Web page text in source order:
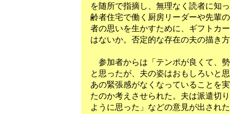
を随所で指摘し、無理なく読者に知
齢者住宅で働く厨房リーダーや先輩
者の思いを生かすために、ギフトカ
はないか。否定的な存在の夫の描き
参加者からは「テンポが良くて、
と思ったが、夫の姿はおもしろいと
あの緊張感がなくなっていることを
たのか考えさせられた。夫は派遣切
ように思った」などの意見が出され